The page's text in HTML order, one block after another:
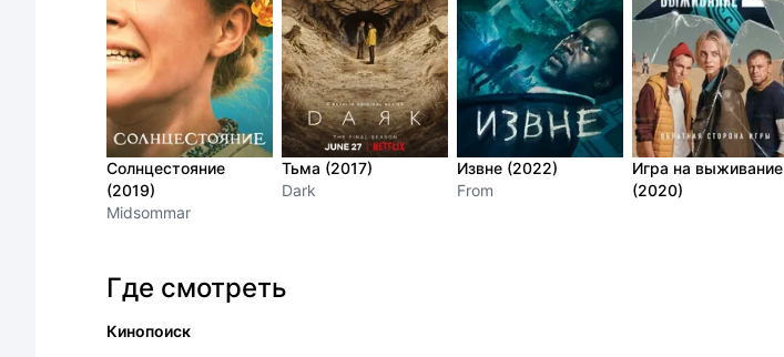
Солнцестояние
(2019)
Midsommar
Тьма (2017)
Dark
Извне (2022)
From
Игра на выживание
(2020)
Где смотреть
Кинопоиск